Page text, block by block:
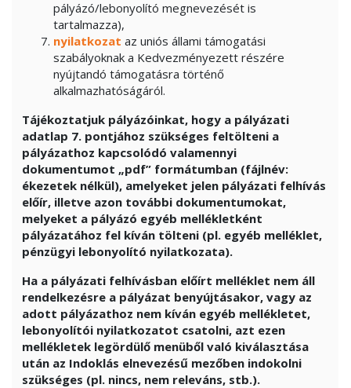
pályázó/lebonyolító megnevezését is
tartalmazza),
nyilatkozat az uniós állami támogatási
szabályoknak a Kedvezményezett részére
nyújtandó támogatásra történő
alkalmazhatóságáról.
Tájékoztatjuk pályázóinkat, hogy a pályázati
adatlap 7. pontjához szükséges feltölteni a
pályázathoz kapcsolódó valamennyi
dokumentumot „pdf” formátumban (fájlnév:
ékezetek nélkül), amelyeket jelen pályázati felhívás
előír, illetve azon további dokumentumokat,
melyeket a pályázó egyéb mellékletként
pályázatához fel kíván tölteni (pl. egyéb melléklet,
pénzügyi lebonyolító nyilatkozata).
Ha a pályázati felhívásban előírt melléklet nem áll
rendelkezésre a pályázat benyújtásakor, vagy az
adott pályázathoz nem kíván egyéb mellékletet,
lebonyolítói nyilatkozatot csatolni, azt ezen
mellékletek legördülő menüből való kiválasztása
után az Indoklás elnevezésű mezőben indokolni
szükséges (pl. nincs, nem releváns, stb.).